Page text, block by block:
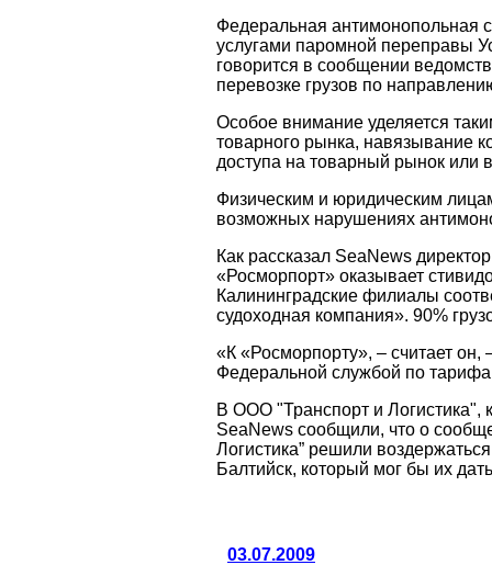
Федеральная антимонопольная
услугами паромной переправы
говорится в сообщении
перевозке грузов по
Особое внимание уделяется
товарного рынка, навязывание
доступа на товарный рынок или
Физическим и юридическим
возможных нарушениях
Как рассказал SeaNews
«Росморпорт» оказывает
Калининградские филиалы
судоходная компания». 90%
«К «Росморпорту», – считает
Федеральной службой по
В ООО "Транспорт и Логистика",
SeaNews сообщили, что о
Логистика” решили
Балтийск, который мог бы их
03.07.2009